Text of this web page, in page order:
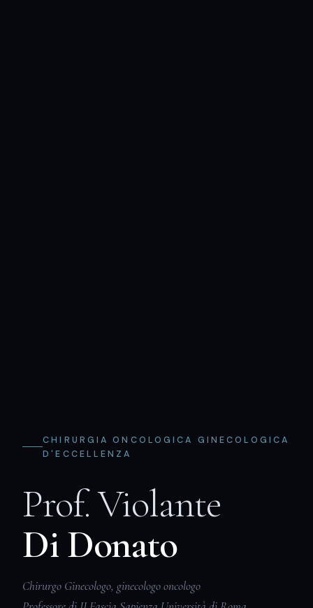
CHIRURGIA ONCOLOGICA GINECOLOGICA
D'ECCELLENZA
Prof. Violante
Di Donato
Chirurgo Ginecologo, ginecologo oncologo